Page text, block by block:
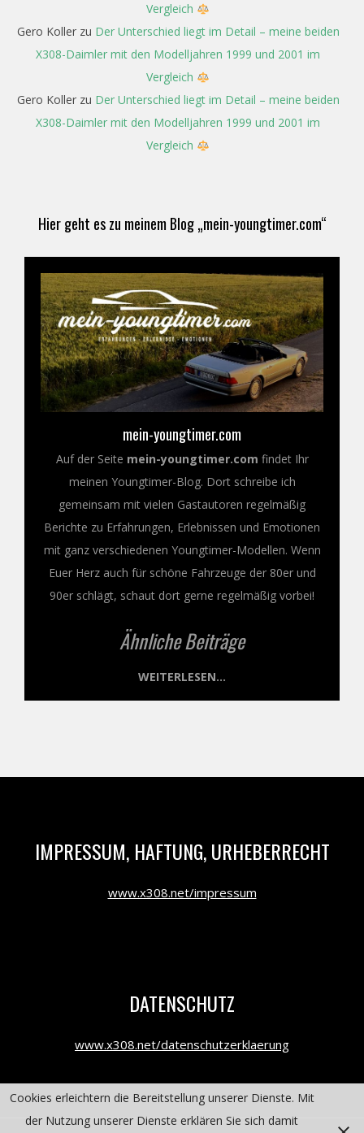
Vergleich
Gero Kollerzu Der Unterschied liegt im Detail – meine beiden
X308-Daimler mit den Modelljahren 1999 und 2001 im
Vergleich
Gero Kollerzu Der Unterschied liegt im Detail – meine beiden
X308-Daimler mit den Modelljahren 1999 und 2001 im
Vergleich
Hier geht es zu meinem Blog „mein-youngtimer.com“
mein-youngtimer.com
Auf der Seite mein-youngtimer.com findet Ihr
meinen Youngtimer-Blog. Dort schreibe ich
gemeinsam mit vielen Gastautoren regelmäßig
Berichte zu Erfahrungen, Erlebnissen und Emotionen
mit ganz verschiedenen Youngtimer-Modellen. Wenn
Euer Herz auch für schöne Fahrzeuge der 80er und
90er schlägt, schaut dort gerne regelmäßig vorbei!
Ähnliche Beiträge
WEITERLESEN...
IMPRESSUM, HAFTUNG, URHEBERRECHT
www.x308.net/impressum
DATENSCHUTZ
www.x308.net/datenschutzerklaerung
Cookies erleichtern die Bereitstellung unserer Dienste. Mit
der Nutzung unserer Dienste erklären Sie sich damit